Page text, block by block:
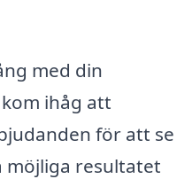
med din
ihåg att
för att se
möjliga resultatet